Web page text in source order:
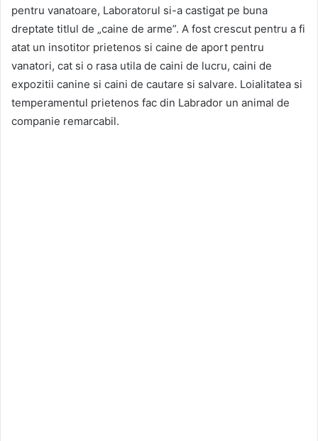
pentru vanatoare, Laboratorul si-a castigat pe buna
dreptate titlul de „caine de arme”. A fost crescut pentru a fi
atat un insotitor prietenos si caine de aport pentru
vanatori, cat si o rasa utila de caini de lucru, caini de
expozitii canine si caini de cautare si salvare. Loialitatea si
temperamentul prietenos fac din Labrador un animal de
companie remarcabil.